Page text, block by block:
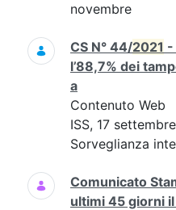
novembre
CS N° 44/2021 -
l’88,7% dei
a
Contenuto Web
ISS, 17 settembre
Sorveglianza
Comunicato
ultimi 45 giorni